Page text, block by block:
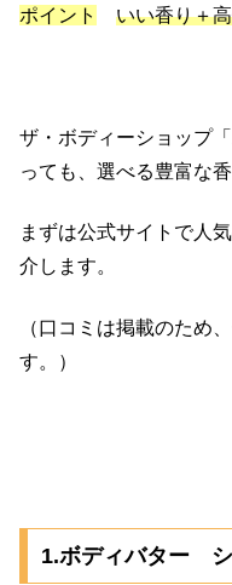
ポイント いい香り＋
ザ・ボディーショップ
っても、選べる豊富な香
まずは公式サイトで人
介します。
（口コミは掲載のため
す。）
1.ボディバター